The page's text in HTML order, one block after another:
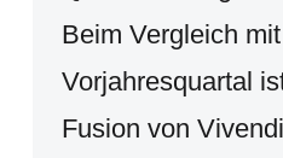
Beim Vergleich
Vorjahresquartal
Fusion von